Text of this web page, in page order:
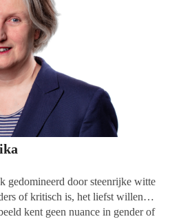
gedomineerd door steenrijke witte
of kritisch is, het liefst willen
kent geen nuance in gender of